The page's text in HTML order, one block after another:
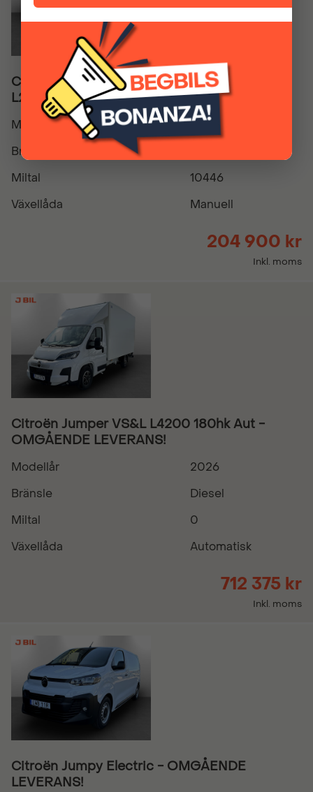
Citroën Jumpy New Business 1.5 BHDi 120hk
L2 CARPLAY P-SENSORER BAK
Modellår
2021
Bränsle
Miltal
10446
Växellåda
Manuell
204 900 kr
Inkl. moms
Citroën Jumper VS&L L4200 180hk Aut -
OMGÅENDE LEVERANS!
Modellår
2026
Bränsle
Diesel
Miltal
0
Växellåda
Automatisk
712 375 kr
Inkl. moms
Citroën Jumpy Electric - OMGÅENDE
LEVERANS!